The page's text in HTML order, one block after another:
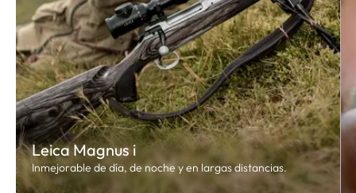
Leica Magnus i
Inmejorable de día, de noche y en largas distancias.